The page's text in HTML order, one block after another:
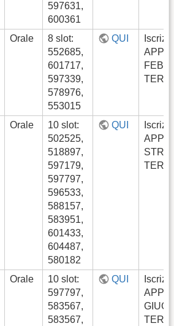
597631,
600361
Orale
8 slot:
552685,
601717,
597339,
578976,
553015
QUI
Orale
10 slot:
502525,
518897,
597179,
597797,
596533,
588157,
583951,
601433,
604487,
580182
QUI
Orale
10 slot:
597797,
583567,
583567,
QUI